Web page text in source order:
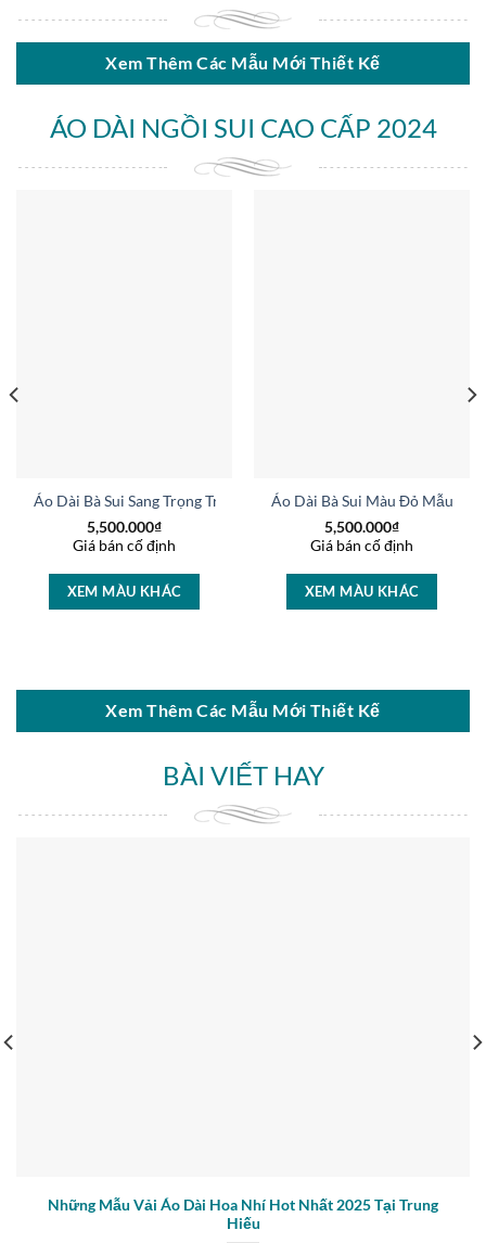
Xem Thêm Các Mẫu Mới Thiết Kế
ÁO DÀI NGỒI SUI CAO CẤP 2024
Áo Dài Bà Sui Sang Trọng Trẻ Trung Sang Trọng AD
5,500.000₫
Giá bán cố định
XEM MÀU KHÁC
Áo Dài Bà Sui Màu Đỏ Mẫu Mới
5,500.000₫
Giá bán cố định
XEM MÀU KHÁC
Sang Trọng AD
Xem Thêm Các Mẫu Mới Thiết Kế
BÀI VIẾT HAY
Những Mẫu Vải Áo Dài Hoa Nhí Hot Nhất 2025 Tại Trung
Hiếu